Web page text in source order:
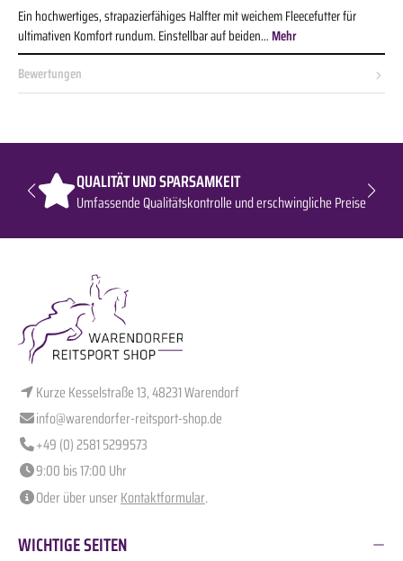
Ein hochwertiges, strapazierfähiges Halfter mit weichem Fleecefutter für
ultimativen Komfort rundum. Einstellbar auf beiden…Mehr
Bewertungen
QUALITÄT UND SPARSAMKEIT
Umfassende Qualitätskontrolle und erschwingliche Preise
Kurze Kesselstraße 13, 48231 Warendorf
info@warendorfer-reitsport-shop.de
+49 (0) 2581 5299573
9:00 bis 17:00 Uhr
Oder über unserKontaktformular.
WICHTIGE SEITEN